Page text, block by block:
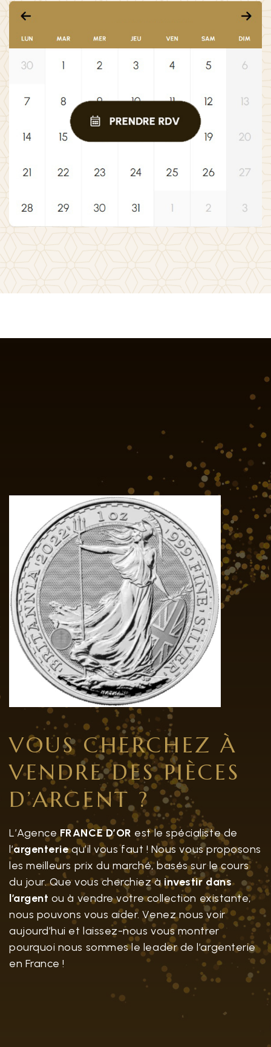
VOUS CHERCHEZ À
VENDRE DES PIÈCES
D’ARGENT ?
L’Agence FRANCE D’OR est le spécialiste de
l’argenteriequ’il vous faut ! Nous vous proposons
les meilleurs prix du marché, basés sur le cours
du jour. Que vous cherchiez àinvestir dans
l’argent ou à vendre votre collection existante,
nous pouvons vous aider. Venez nous voir
aujourd’hui et laissez-nous vous montrer
pourquoi nous sommes le leader de l’argenterie
en France !